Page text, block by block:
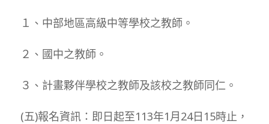
１、中部地區高級中等學校之教師。
２、國中之教師。
３、計畫夥伴學校之教師及該校之教師同仁。
(五)報名資訊：即日起至113年1月24日15時止，